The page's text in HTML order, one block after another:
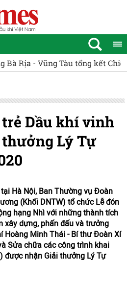
Chiến dịch tình nguyện Mùa
Dầu khí vinh
Lý Tự
Hà Nội, Ban Thường vụ Đoàn
(Khối DNTW) tổ chức Lễ đón
hạng Nhì với những thành tích
xây dựng, phấn đấu và trưởng
Hoàng Minh Thái - Bí thư Đoàn Xí
Sửa chữa các công trình khai
được nhận Giải thưởng Lý Tự